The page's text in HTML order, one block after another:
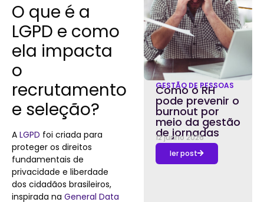
O que é a
LGPD e como
ela impacta
o
recrutamento
e seleção?
A LGPD foi criada para
proteger os direitos
fundamentais de
privacidade e liberdade
dos cidadãos brasileiros,
inspirada na General Data
GESTÃO DE PESSOAS
Como o RH
pode prevenir o
burnout por
meio da gestão
de jornadas
12 junho 2026
ler post